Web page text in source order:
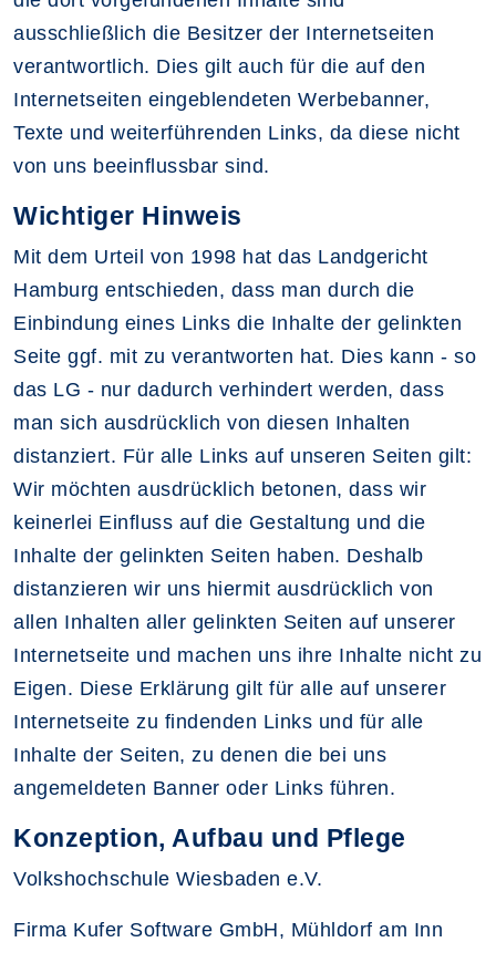
ausschließlich die Besitzer der Internetseiten
verantwortlich. Dies gilt auch für die auf den
Internetseiten eingeblendeten Werbebanner,
Texte und weiterführenden Links, da diese nicht
von uns beeinflussbar sind.
Wichtiger Hinweis
Mit dem Urteil von 1998 hat das Landgericht
Hamburg entschieden, dass man durch die
Einbindung eines Links die Inhalte der gelinkten
Seite ggf. mit zu verantworten hat. Dies kann - so
das LG - nur dadurch verhindert werden, dass
man sich ausdrücklich von diesen Inhalten
distanziert. Für alle Links auf unseren Seiten gilt:
Wir möchten ausdrücklich betonen, dass wir
keinerlei Einfluss auf die Gestaltung und die
Inhalte der gelinkten Seiten haben. Deshalb
distanzieren wir uns hiermit ausdrücklich von
allen Inhalten aller gelinkten Seiten auf unserer
Internetseite und machen uns ihre Inhalte nicht zu
Eigen. Diese Erklärung gilt für alle auf unserer
Internetseite zu findenden Links und für alle
Inhalte der Seiten, zu denen die bei uns
angemeldeten Banner oder Links führen.
Konzeption, Aufbau und Pflege
Volkshochschule Wiesbaden e.V.
Firma Kufer Software GmbH, Mühldorf am Inn